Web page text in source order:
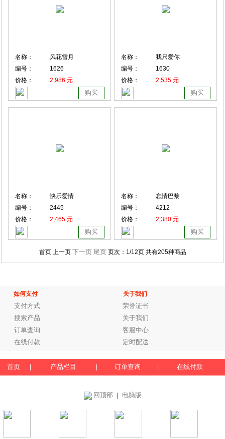
名称：
风花雪月
编号：
1626
价格：
2,986 元
购买
名称：
我只爱你
编号：
1630
价格：
2,535 元
购买
名称：
快乐爱情
编号：
2445
价格：
2,465 元
购买
名称：
忘情巴黎
编号：
4212
价格：
2,380 元
购买
首页 上一页 下一页 尾页 页次： 1/12页 共有205种商品
如何支付 关于我们
支付方式
荣誉证书
搜索产品
关于我们
订单查询
客服中心
在线付款
定时配送
首页 产品栏目 订单查询 在线付款
回顶部 电脑版